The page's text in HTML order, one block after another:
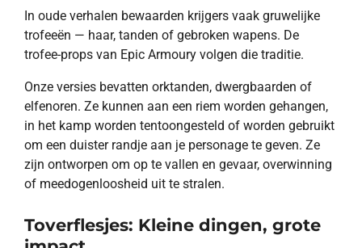
In oude verhalen bewaarden krijgers vaak gruwelijke
trofeeën — haar, tanden of gebroken wapens. De
trofee-props van Epic Armoury volgen die traditie.
Onze versies bevatten orktanden, dwergbaarden of
elfenoren. Ze kunnen aan een riem worden gehangen,
in het kamp worden tentoongesteld of worden gebruikt
om een duister randje aan je personage te geven. Ze
zijn ontworpen om op te vallen en gevaar, overwinning
of meedogenloosheid uit te stralen.
Toverflesjes: Kleine dingen, grote